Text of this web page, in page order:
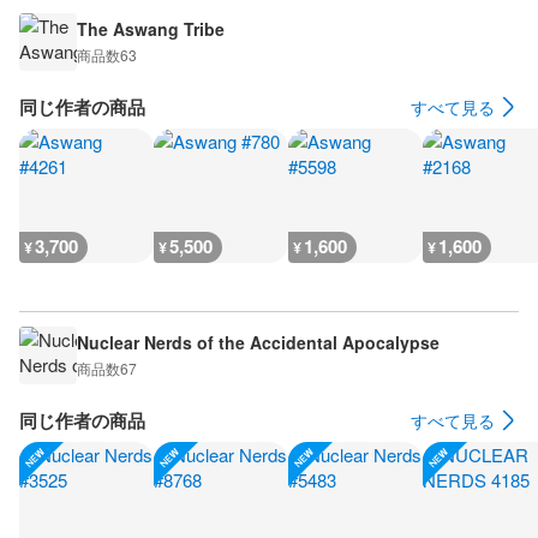
The Aswang Tribe
商品数63
同じ作者の商品 すべて見る
¥3,700 ¥5,500 ¥1,600 ¥1,600
Nuclear Nerds of the Accidental Apocalypse
商品数67
同じ作者の商品 すべて見る